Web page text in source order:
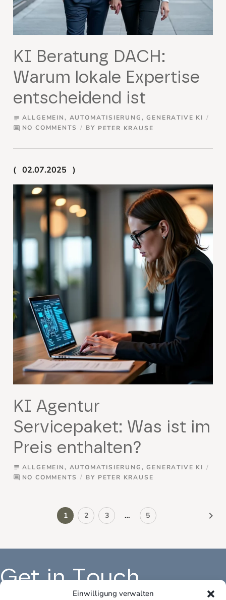
Einwilligung verwalten
KI Beratung DACH:
Warum lokale Expertise
entscheidend ist
subject ALLGEMEIN, AUTOMATISIERUNG,GENERATIVE KI
comment NO COMMENTS BY PETER KRAUSE
02.07.2025
KI Agentur
Servicepaket: Was ist im
Preis enthalten?
subject ALLGEMEIN, AUTOMATISIERUNG,GENERATIVE KI
comment NO COMMENTS BY PETER KRAUSE
1 2 3 … 5 keyboard_arrow_right
Get in Touch